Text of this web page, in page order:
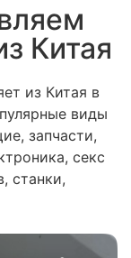
Китая
из Китая в
виды
запчасти,
секс
станки,